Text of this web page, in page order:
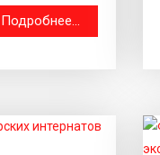
Подробнее...